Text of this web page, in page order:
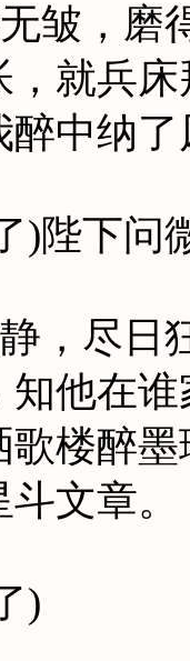
皱，磨
，就兵
中纳
问微
，尽日
知他在
歌楼醉
文章。
)